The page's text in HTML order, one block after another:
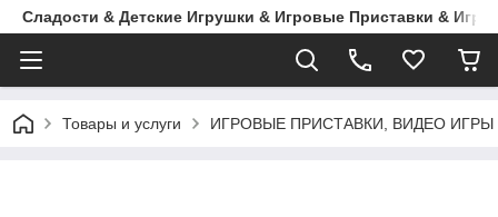
Сладости & Детские Игрушки & Игровые Приставки & Игры
Товары и услуги ИГРОВЫЕ ПРИСТАВКИ, ВИДЕО